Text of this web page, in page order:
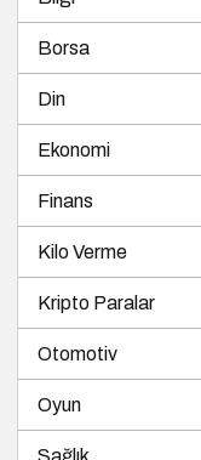
Borsa
Din
Ekonomi
Finans
Kilo Verme
Kripto Paralar
Otomotiv
Oyun
Sağlık